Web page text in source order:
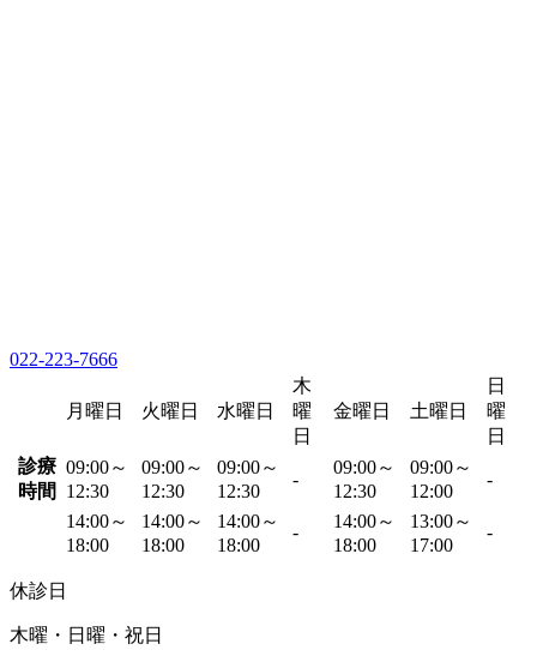
022-223-7666
月曜日 火曜日 水曜日
木
曜
日
金曜日 土曜日
日
曜
日
診療
時間
09:00～
12:30
09:00～
12:30
09:00～
12:30
-
09:00～
12:30
09:00～
12:00
-
14:00～
18:00
14:00～
18:00
14:00～
18:00
-
14:00～
18:00
13:00～
17:00
-
休診日
木曜・日曜・祝日